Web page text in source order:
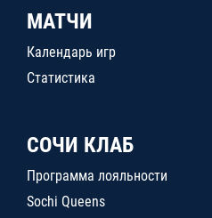
МАТЧИ
Календарь игр
Статистика
СОЧИ КЛАБ
Программа лояльности
Sochi Queens